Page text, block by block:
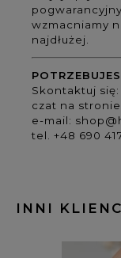
wzmacniamy
najdłużej.
Skontaktuj się:
czat na
e-mail:
tel. +48 690
INNI